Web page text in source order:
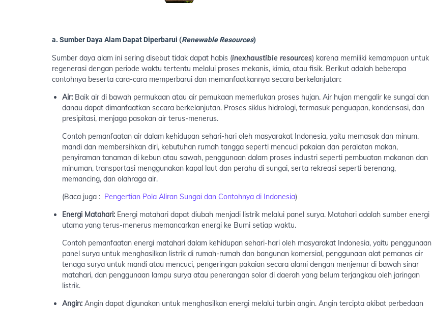
a. Sumber Daya Alam Dapat Diperbarui (Renewable Resources)
Sumber daya alam ini sering disebut tidak dapat habis (inexhaustible resources) karena memiliki kemampuan untuk
regenerasi dengan periode waktu tertentu melalui proses mekanis, kimia, atau fisik. Berikut adalah beberapa
contohnya beserta cara-cara memperbarui dan memanfaatkannya secara berkelanjutan:
Air: Baik air di bawah permukaan atau air pemukaan memerlukan proses hujan. Air hujan mengalir ke sungai dan
danau dapat dimanfaatkan secara berkelanjutan. Proses siklus hidrologi, termasuk penguapan, kondensasi, dan
presipitasi, menjaga pasokan air terus-menerus.
Contoh pemanfaatan air dalam kehidupan sehari-hari oleh masyarakat Indonesia, yaitu memasak dan minum,
mandi dan membersihkan diri, kebutuhan rumah tangga seperti mencuci pakaian dan peralatan makan,
penyiraman tanaman di kebun atau sawah, penggunaan dalam proses industri seperti pembuatan makanan dan
minuman, transportasi menggunakan kapal laut dan perahu di sungai, serta rekreasi seperti berenang,
memancing, dan olahraga air.
(Baca juga : Pengertian Pola Aliran Sungai dan Contohnya di Indonesia)
Energi Matahari: Energi matahari dapat diubah menjadi listrik melalui panel surya. Matahari adalah sumber energi
utama yang terus-menerus memancarkan energi ke Bumi setiap waktu.
Contoh pemanfaatan energi matahari dalam kehidupan sehari-hari oleh masyarakat Indonesia, yaitu penggunaan
panel surya untuk menghasilkan listrik di rumah-rumah dan bangunan komersial, penggunaan alat pemanas air
tenaga surya untuk mandi atau mencuci, pengeringan pakaian secara alami dengan menjemur di bawah sinar
matahari, dan penggunaan lampu surya atau penerangan solar di daerah yang belum terjangkau oleh jaringan
listrik.
Angin: Angin dapat digunakan untuk menghasilkan energi melalui turbin angin. Angin tercipta akibat perbedaan